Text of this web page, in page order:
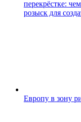
перекрёстке:
розыск для
Европу в зону